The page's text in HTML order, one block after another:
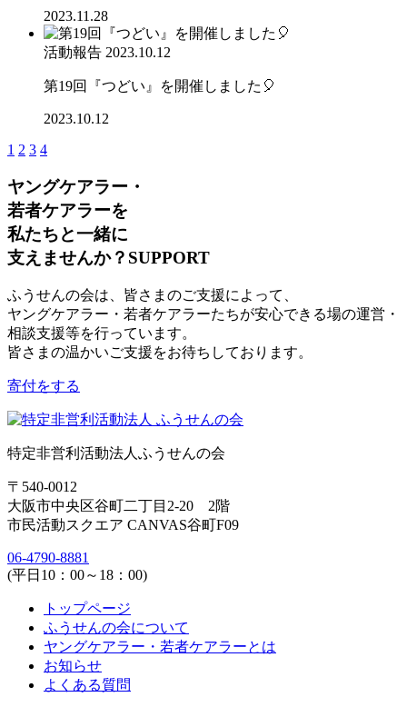
2023.11.28
活動報告 2023.10.12
第19回『つどい』を開催しました🎈
2023.10.12
1 2 3 4
ヤングケアラー・
若者ケアラーを
私たちと一緒に
支えませんか？ SUPPORT
ふうせんの会は、皆さまのご支援によって、
ヤングケアラー・若者ケアラーたちが安心できる場の運営・
相談支援等を行っています。
皆さまの温かいご支援をお待ちしております。
寄付をする
特定非営利活動法人ふうせんの会
〒540-0012
大阪市中央区谷町二丁目2-20 2階
市民活動スクエア CANVAS谷町F09
06-4790-8881
(平日10：00～18：00)
トップページ
ふうせんの会について
ヤングケアラー・若者ケアラーとは
お知らせ
よくある質問